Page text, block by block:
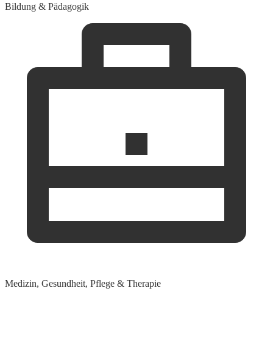
Bildung & Pädagogik
Medizin, Gesundheit, Pflege & Therapie